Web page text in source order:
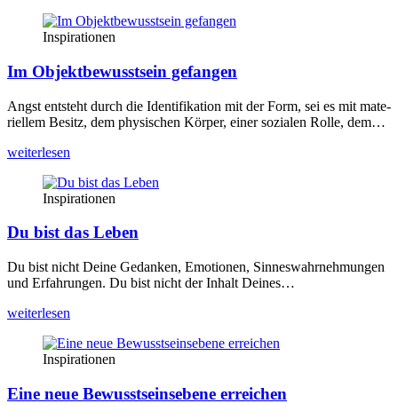
Inspirationen
Im Objektbewusstsein gefangen
Angst ent­steht durch die Iden­ti­fi­ka­ti­on mit der Form, sei es mit mate­
ri­el­lem Besitz, dem phy­si­schen Kör­per, einer sozia­len Rol­le, dem…
wei­ter­le­sen
Inspirationen
Du bist das Leben
Du bist nicht Dei­ne Gedan­ken, Emo­tio­nen, Sin­nes­wahr­neh­mun­gen
und Erfah­run­gen. Du bist nicht der Inhalt Dei­nes…
wei­ter­le­sen
Inspirationen
Eine neue Bewusstseinsebene erreichen